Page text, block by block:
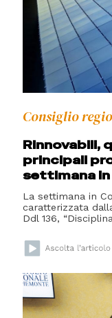
Consiglio
Rinnovabili,
principali
settimana
La settimana in
caratterizzata
Ddl 136,